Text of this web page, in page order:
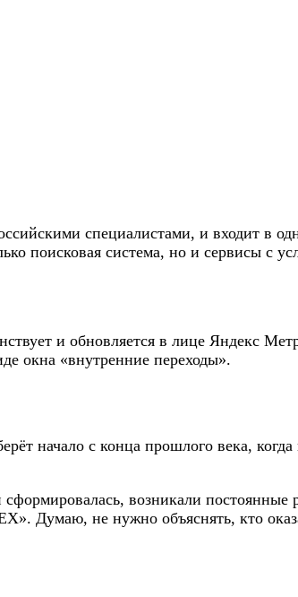
специалистами, и входит в
поисковая система, но и сервисы с
и обновляется в лице Яндекс
окна «внутренние переходы».
начало с конца прошлого века, когда
возникали постоянные
Думаю, не нужно объяснять, кто